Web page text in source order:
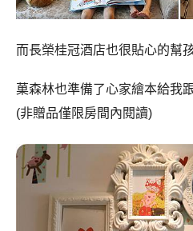
而長榮桂冠酒店也很貼心的幫
菓森林也準備了心家繪本給我
(非贈品僅限房間內閱讀)